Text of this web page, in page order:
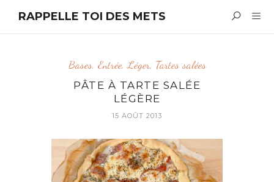
RAPPELLE TOI DES METS
Bases, Entrée,Léger, Tartes salées
PÂTE À TARTE SALÉE
LÉGÈRE
15 AOÛT 2013